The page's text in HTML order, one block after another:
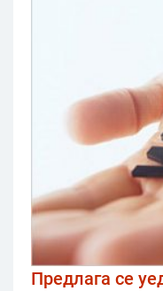
Предлага се